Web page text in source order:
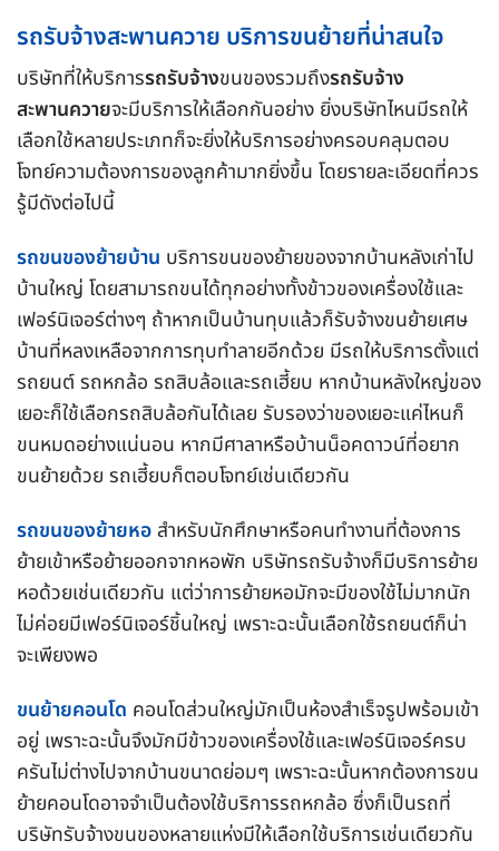
รถรับจ้างสะพานควาย บริการขนย้ายที่น่าสนใจ
บริษัทที่ให้บริการรถรับจ้างขนของรวมถึงรถรับจ้าง
สะพานควายจะมีบริการให้เลือกกันอย่าง ยิ่งบริษัทไหนมีรถให้
เลือกใช้หลายประเภทก็จะยิ่งให้บริการอย่างครอบคลุมตอบ
โจทย์ความต้องการของลูกค้ามากยิ่งขึ้น โดยรายละเอียดที่ควร
รู้มีดังต่อไปนี้
รถขนของย้ายบ้าน บริการขนของย้ายของจากบ้านหลังเก่าไป
บ้านใหญ่ โดยสามารถขนได้ทุกอย่างทั้งข้าวของเครื่องใช้และ
เฟอร์นิเจอร์ต่างๆ ถ้าหากเป็นบ้านทุบแล้วก็รับจ้างขนย้ายเศษ
บ้านที่หลงเหลือจากการทุบทำลายอีกด้วย มีรถให้บริการตั้งแต่
รถยนต์ รถหกล้อ รถสิบล้อและรถเฮี้ยบ หากบ้านหลังใหญ่ของ
เยอะก็ใช้เลือกรถสิบล้อกันได้เลย รับรองว่าของเยอะแค่ไหนก็
ขนหมดอย่างแน่นอน หากมีศาลาหรือบ้านน็อคดาวน์ที่อยาก
ขนย้ายด้วย รถเฮี้ยบก็ตอบโจทย์เช่นเดียวกัน
รถขนของย้ายหอ สำหรับนักศึกษาหรือคนทำงานที่ต้องการ
ย้ายเข้าหรือย้ายออกจากหอพัก บริษัทรถรับจ้างก็มีบริการย้าย
หอด้วยเช่นเดียวกัน แต่ว่าการย้ายหอมักจะมีของใช้ไม่มากนัก
ไม่ค่อยมีเฟอร์นิเจอร์ชิ้นใหญ่ เพราะฉะนั้นเลือกใช้รถยนต์ก็น่า
จะเพียงพอ
ขนย้ายคอนโด คอนโดส่วนใหญ่มักเป็นห้องสำเร็จรูปพร้อมเข้า
อยู่ เพราะฉะนั้นจึงมักมีข้าวของเครื่องใช้และเฟอร์นิเจอร์ครบ
ครันไม่ต่างไปจากบ้านขนาดย่อมๆ เพราะฉะนั้นหากต้องการขน
ย้ายคอนโดอาจจำเป็นต้องใช้บริการรถหกล้อ ซึ่งก็เป็นรถที่
บริษัทรับจ้างขนของหลายแห่งมีให้เลือกใช้บริการเช่นเดียวกัน